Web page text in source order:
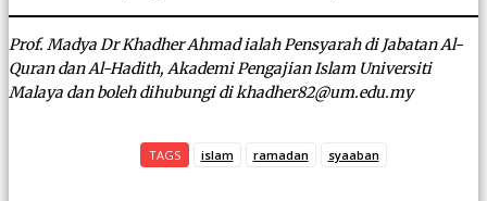
Prof. Madya Dr Khadher Ahmad ialah Pensyarah di Jabatan Al-
Quran dan Al-Hadith, Akademi Pengajian Islam Universiti
Malaya dan boleh dihubungi di khadher82@um.edu.my
TAGS islam ramadan syaaban